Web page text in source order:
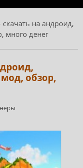
скачать на андроид,
много денег
обзор,